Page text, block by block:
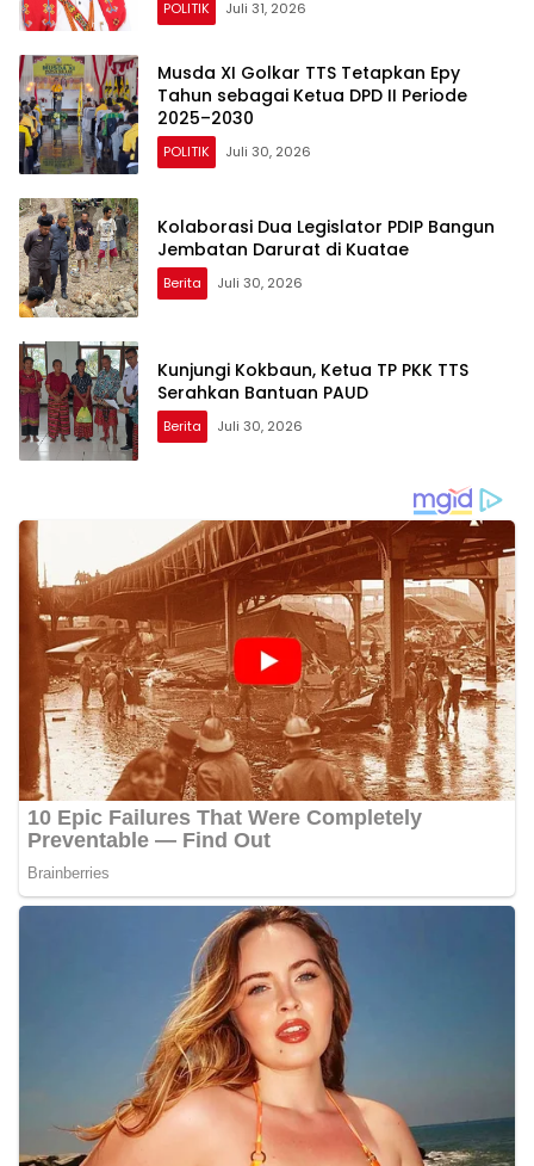
POLITIK Juli 31, 2026
Musda XI Golkar TTS Tetapkan Epy
Tahun sebagai Ketua DPD II Periode
2025–2030
POLITIK Juli 30, 2026
Kolaborasi Dua Legislator PDIP Bangun
Jembatan Darurat di Kuatae
Berita Juli 30, 2026
Kunjungi Kokbaun, Ketua TP PKK TTS
Serahkan Bantuan PAUD
Berita Juli 30, 2026